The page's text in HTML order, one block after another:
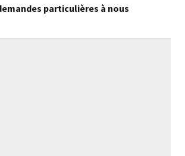
particulières à nous